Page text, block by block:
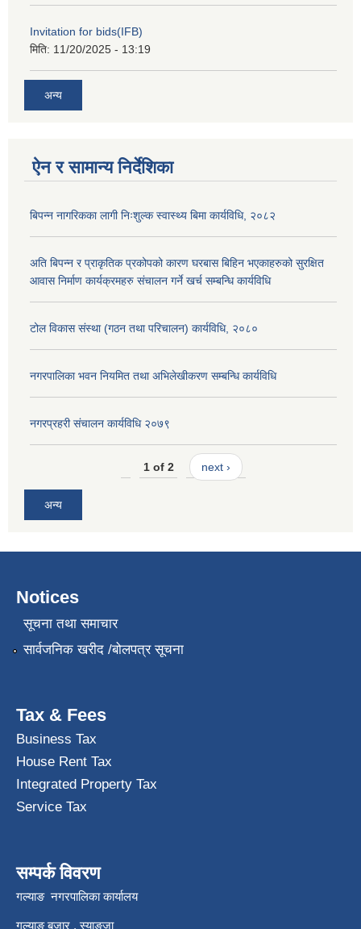
Invitation for bids(IFB)
मिति: 11/20/2025 - 13:19
अन्य
ऐन र सामान्य निर्देशिका
बिपन्न नागरिकका लागी निःशुल्क स्वास्थ्य बिमा कार्यविधि, २०८२
अति बिपन्न र प्राकृतिक प्रकोपको कारण घरबास बिहिन भएकाहरुको सुरक्षित
आवास निर्माण कार्यक्रमहरु संचालन गर्ने खर्च सम्बन्धि कार्यविधि
टोल विकास संस्था (गठन तथा परिचालन) कार्यविधि, २०८०
नगरपालिका भवन नियमित तथा अभिलेखीकरण सम्बन्धि कार्यविधि
नगरप्रहरी संचालन कार्यविधि २०७९
1 of 2 next ›
अन्य
Notices
सूचना तथा समाचार
सार्वजनिक खरीद /बोलपत्र सूचना
Tax & Fees
Business Tax
House Rent Tax
Integrated Property Tax
Service Tax
सम्पर्क विवरण
गल्याङ नगरपालिका कार्यालय
गल्याङ बजार , स्याङ्जा